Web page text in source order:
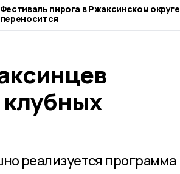
Фестиваль пирога в Ржаксинском округе
переносится
клубных
реализуется программа